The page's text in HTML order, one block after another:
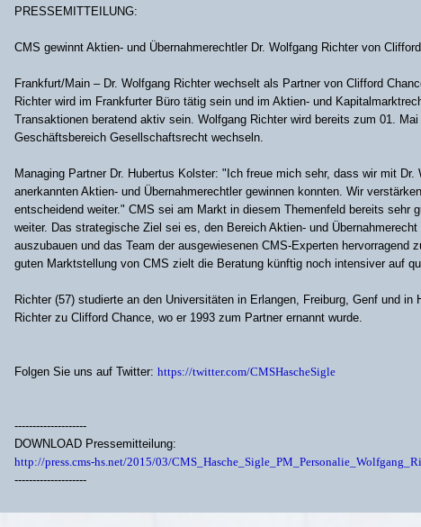
PRESSEMITTEILUNG:
CMS gewinnt Aktien- und Übernahmerechtler Dr. Wolfgang Richter von
Frankfurt/Main – Dr. Wolfgang Richter wechselt als Partner von Clifford
Richter wird im Frankfurter Büro tätig sein und im Aktien- und
Transaktionen beratend aktiv sein. Wolfgang Richter wird bereits zum 01.
Geschäftsbereich Gesellschaftsrecht wechseln.
Managing Partner Dr. Hubertus Kolster: "Ich freue mich sehr, dass wir mit Dr.
anerkannten Aktien- und Übernahmerechtler gewinnen konnten. Wir
entscheidend weiter." CMS sei am Markt in diesem Themenfeld bereits sehr
weiter. Das strategische Ziel sei es, den Bereich Aktien- und
auszubauen und das Team der ausgewiesenen CMS-Experten hervorragend
guten Marktstellung von CMS zielt die Beratung künftig noch intensiver auf
Richter (57) studierte an den Universitäten in Erlangen, Freiburg, Genf und in
Richter zu Clifford Chance, wo er 1993 zum Partner ernannt wurde.
Folgen Sie uns auf Twitter: https://twitter.com/CMSHascheSigle
--------------------
DOWNLOAD Pressemitteilung:
http://press.cms-hs.net/2015/03/
--------------------